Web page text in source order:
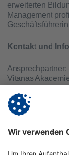
erweiterten
Management
Kontakt und
Vitanas
Telefon: (030) 54
www.vitanas.de/
Mehr